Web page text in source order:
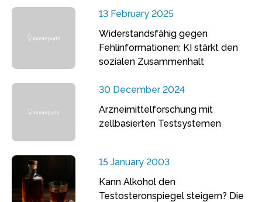
13 February 2025
Widerstandsfähig gegen
Fehlinformationen: KI stärkt den
sozialen Zusammenhalt
30 December 2024
Arzneimittelforschung mit
zellbasierten Testsystemen
15 January 2003
Kann Alkohol den
Testosteronspiegel steigern? Die